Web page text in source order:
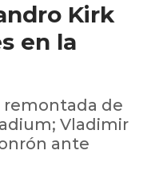
Kirk
en la
remontada de
Vladimir
ante